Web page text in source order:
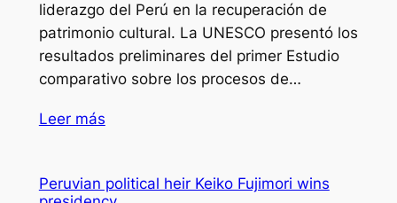
liderazgo del Perú en la recuperación de
patrimonio cultural. La UNESCO presentó los
resultados preliminares del primer Estudio
comparativo sobre los procesos de…
Leer más
Peruvian political heir Keiko Fujimori wins